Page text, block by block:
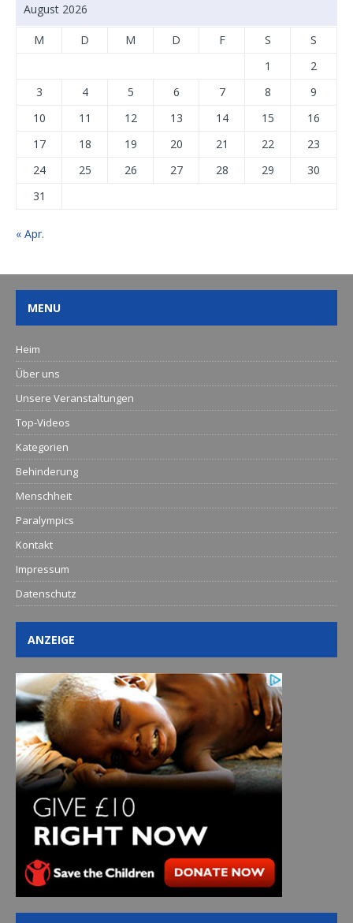
August 2026
M D M D F S
S
1
2
3
4 5 6 7 8
9
10
11 12 13 14 15
16
17
18 19 20 21 22
23
24
25 26 27 28 29
30
31
« Apr.
MENU
Heim
Über uns
Unsere Veranstaltungen
Top-Videos
Kategorien
Behinderung
Menschheit
Paralympics
Kontakt
Impressum
Datenschutz
ANZEIGE